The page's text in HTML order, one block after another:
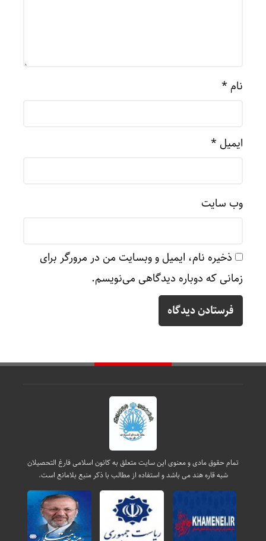
نام *
ایمیل *
وب‌ سایت
ذخیره نام، ایمیل و وبسایت من در مرورگر برای
زمانی که دوباره دیدگاهی می‌نویسم.
تمام حقوق مادی و معنوی این سایت متعلق به کانون اسلامی فارغ التحصیلان
شبه قاره هند می باشد و استفاده از مطالب با ذکر منبع بلامانع است.